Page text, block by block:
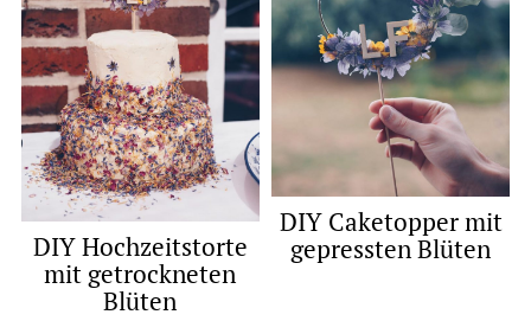
DIY Hochzeitstorte
mit getrockneten
Blüten
DIY Caketopper mit
gepressten Blüten